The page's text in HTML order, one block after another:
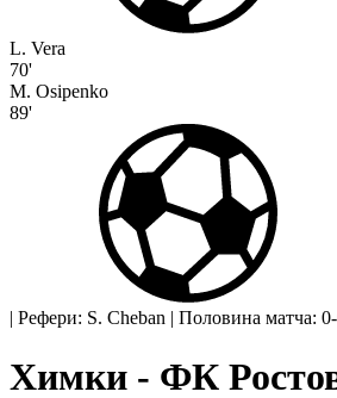
L. Vera
70'
M. Osipenko
89'
| Рефери: S. Cheban | Половина матча:
Химки - ФК